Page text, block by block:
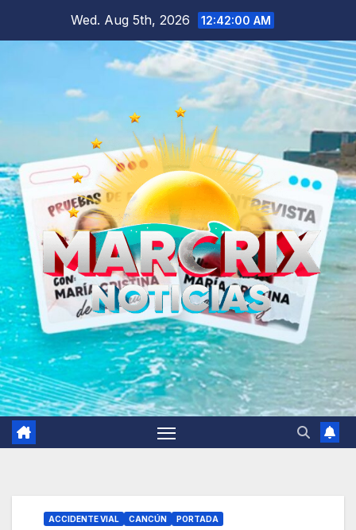
Wed. Aug 5th, 2026 12:42:01 AM
ACCIDENTE VIAL CANCÚN PORTADA